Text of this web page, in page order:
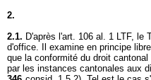
2.
2.1. D'après l'art. 106 al. 1 LTF, le
d'office. Il examine en principe
que la conformité du droit
par les instances cantonales aux